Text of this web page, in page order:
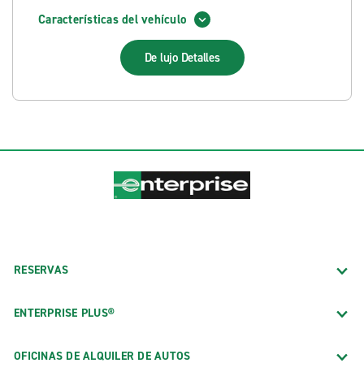
Características del vehículo
De lujo Detalles
RESERVAS
ENTERPRISE PLUS®
OFICINAS DE ALQUILER DE AUTOS